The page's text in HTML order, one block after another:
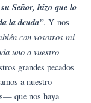
Señor, hizo que lo
la deuda”. Y nos
con vosotros mi
uno a vuestro
grandes pecados
a nuestro
que nos haya